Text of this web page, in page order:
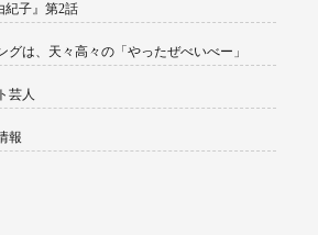
紀子』第2話
グは、天々高々の「やったぜべいべー」
芸⼈
報